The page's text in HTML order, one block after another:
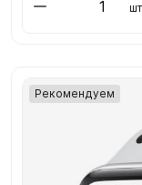
шт
Рекомендуем